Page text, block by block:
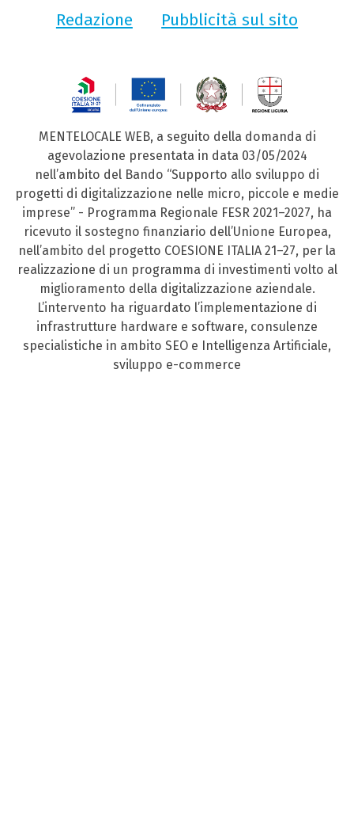
Redazione
Pubblicità sul sito
MENTELOCALE WEB, a seguito della domanda di
agevolazione presentata in data 03/05/2024
nell’ambito del Bando “Supporto allo sviluppo di
progetti di digitalizzazione nelle micro, piccole e medie
imprese” - Programma Regionale FESR 2021–2027, ha
ricevuto il sostegno finanziario dell’Unione Europea,
nell’ambito del progetto COESIONE ITALIA 21–27, per la
realizzazione di un programma di investimenti volto al
miglioramento della digitalizzazione aziendale.
L’intervento ha riguardato l’implementazione di
infrastrutture hardware e software, consulenze
specialistiche in ambito SEO e Intelligenza Artificiale,
sviluppo e-commerce